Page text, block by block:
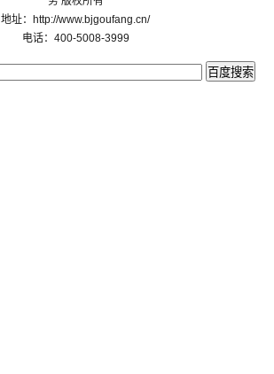
地址：http://www.bjgoufang.cn/
电话：400-5008-3999